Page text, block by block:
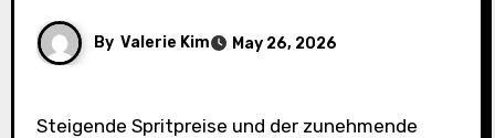
By Valerie Kim May 26, 2026
Steigende Spritpreise und der zunehmende